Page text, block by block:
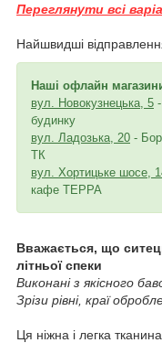
Переглянути всі
Найшвидші
Наші офлайн
вул. Новокузнецька, 5
будинку
вул. Ладозька, 20 -
ТК
вул. Хортицьке шосе,
кафе ТЕРРА
Вважається, що
літньої спеки
Виконані з якісного
Зрізи рівні, краї
Ця ніжна і легка